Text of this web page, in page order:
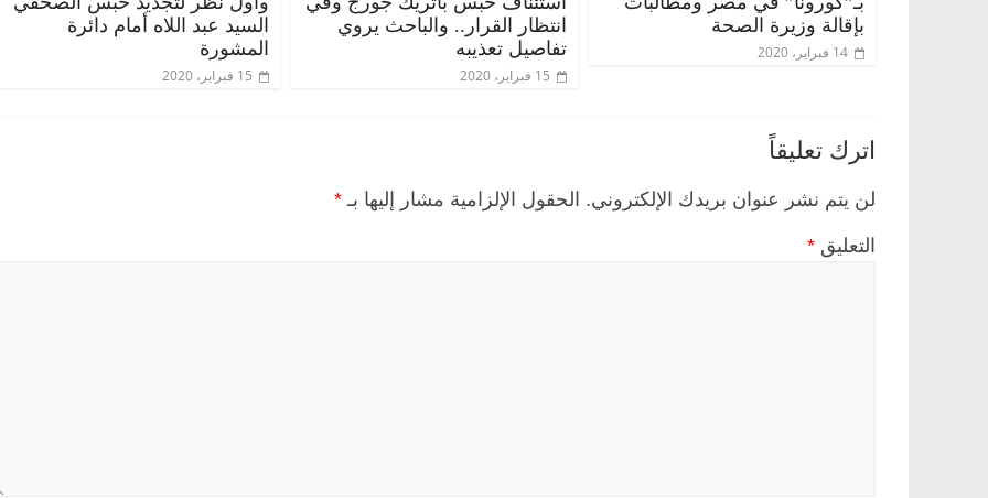
بإقالة وزيرة الصحة
14 فبراير، 2020
انتظار القرار.. والباحث يروي
تفاصيل تعذيبه
15 فبراير، 2020
السيد عبد اللاه أمام دائرة
المشورة
15 فبراير، 2020
اترك تعليقاً
لن يتم نشر عنوان بريدك الإلكتروني. الحقول الإلزامية مشار إليها بـ *
التعليق *